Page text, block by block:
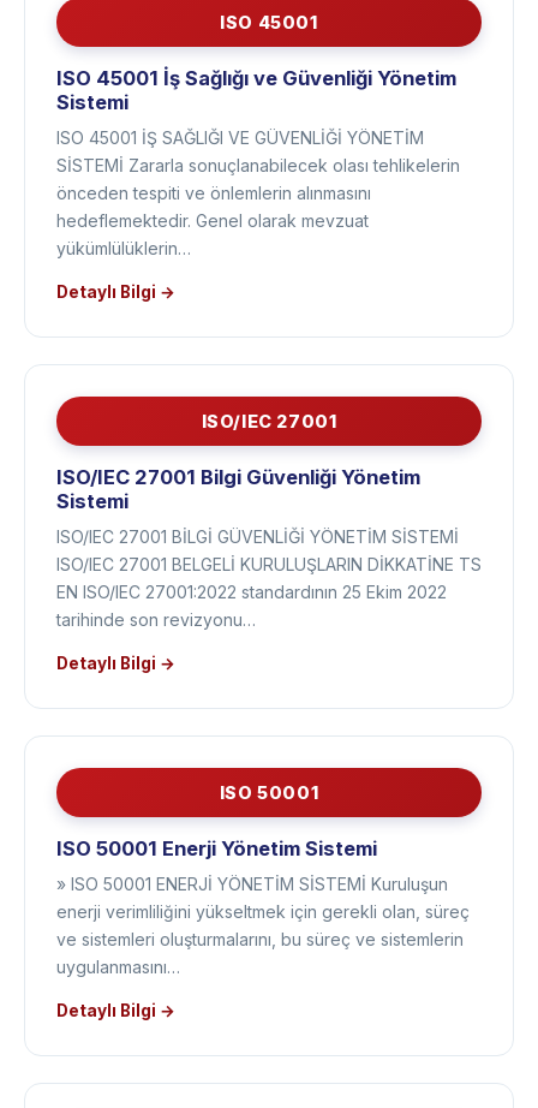
ISO 45001
ISO 45001 İş Sağlığı ve Güvenliği Yönetim
Sistemi
ISO 45001 İŞ SAĞLIĞI VE GÜVENLİĞİ YÖNETİM
SİSTEMİ Zararla sonuçlanabilecek olası tehlikelerin
önceden tespiti ve önlemlerin alınmasını
hedeflemektedir. Genel olarak mevzuat
yükümlülüklerin…
ISO/IEC 27001
ISO/IEC 27001 Bilgi Güvenliği Yönetim
Sistemi
ISO/IEC 27001 BİLGİ GÜVENLİĞİ YÖNETİM SİSTEMİ
ISO/IEC 27001 BELGELİ KURULUŞLARIN DİKKATİNE TS
EN ISO/IEC 27001:2022 standardının 25 Ekim 2022
tarihinde son revizyonu…
ISO 50001
ISO 50001 Enerji Yönetim Sistemi
» ISO 50001 ENERJİ YÖNETİM SİSTEMİ Kuruluşun
enerji verimliliğini yükseltmek için gerekli olan, süreç
ve sistemleri oluşturmalarını, bu süreç ve sistemlerin
uygulanmasını…